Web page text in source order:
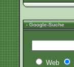
› Google-Suche
Web